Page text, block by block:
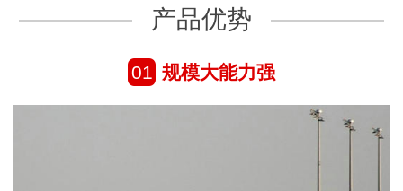
产品优势
01 规模大能力强